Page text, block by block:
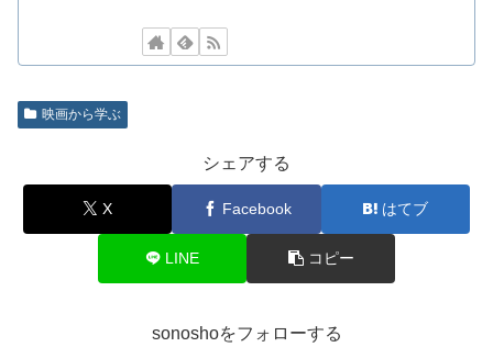
映画から学ぶ
シェアする
X Facebook はてブ
LINE コピー
sonoshoをフォローする